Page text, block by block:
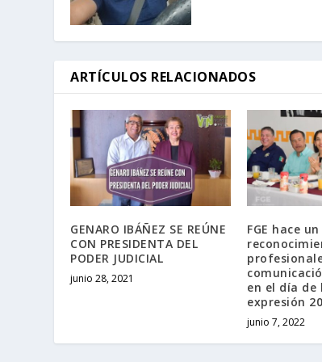
ARTÍCULOS RELACIONADOS
GENARO IBÁÑEZ SE REÚNE
CON PRESIDENTA DEL
PODER JUDICIAL
junio 28, 2021
FGE hace un
en el día
expresión
junio 7, 2022